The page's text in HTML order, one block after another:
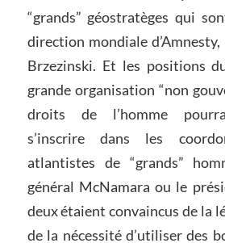
“grands” géostratèges qui
direction mondiale
Brzezinski. Et les positions
grande organisation “non
droits de l’homme
s’inscrire dans les
atlantistes de “grands”
général McNamara ou le
deux étaient convaincus de la
de la nécessité d’utiliser des